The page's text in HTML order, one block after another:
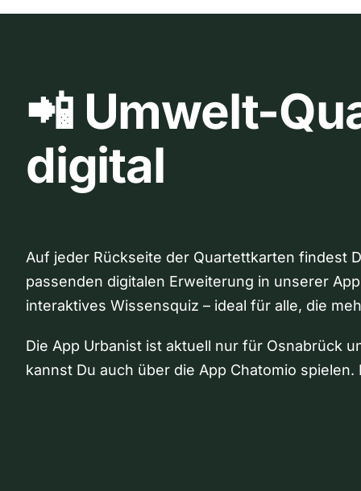
📲 Umwelt-
digital
Auf jeder Rückseite der Quartettkarten findest
passenden digitalen Erweiterung in unserer
interaktives Wissensquiz – ideal für alle, die
Die App Urbanist ist aktuell nur für Osnabrück
kannst Du auch über die App Chatomio